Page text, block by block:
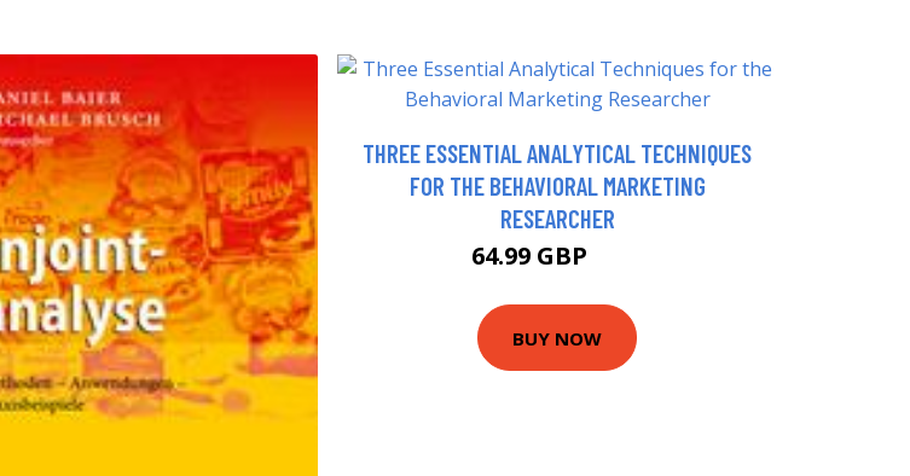
THREE ESSENTIAL ANALYTICAL TECHNIQUES
FOR THE BEHAVIORAL MARKETING
RESEARCHER
64.99 GBP
BUY NOW